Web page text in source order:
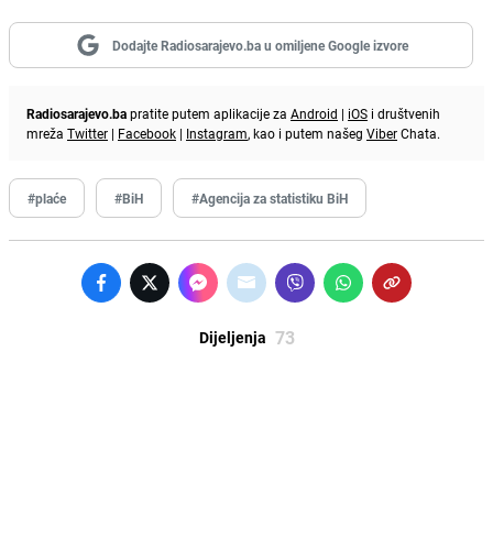
Dodajte Radiosarajevo.ba u omiljene Google izvore
Radiosarajevo.bapratite putem aplikacije za Android | iOS i društvenih
mreža Twitter | Facebook | Instagram, kao i putem našeg ViberChata.
#plaće #BiH #Agencija za statistiku BiH
Dijeljenja 73